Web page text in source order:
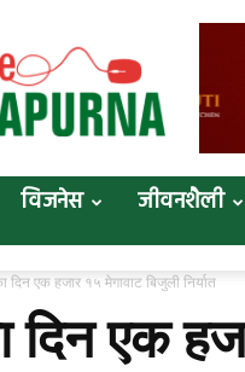
विजनेस जीवनशैली
दिन एक हजार १५ मेगावाट बिजुली निर्यात
दिन एक